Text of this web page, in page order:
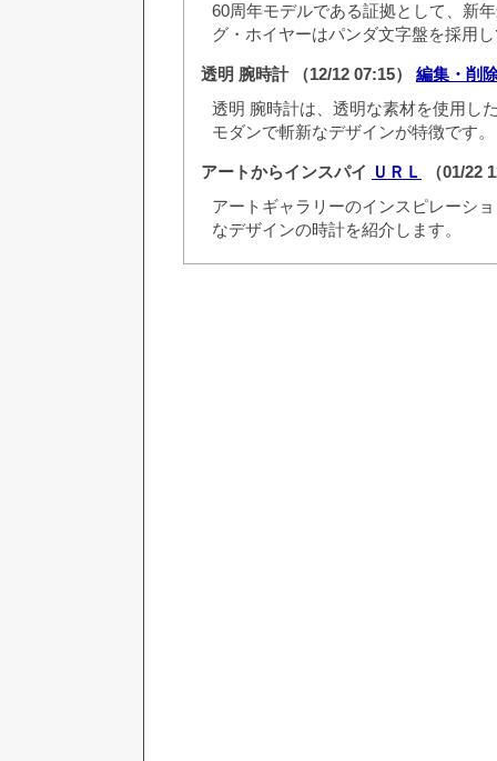
60周年モデルである証拠として、新
グ・ホイヤーはパンダ文字盤を採用
透明 腕時計 （12/12 07:15） 編集・削
透明 腕時計は、透明な素材を使用し
モダンで斬新なデザインが特徴です。
アートからインスパイ ＵＲＬ
（01/22
アートギャラリーのインスピレーシ
なデザインの時計を紹介します。